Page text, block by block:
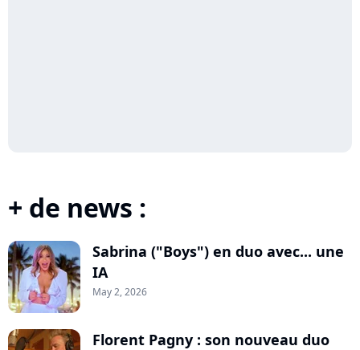
+ de news :
Sabrina ("Boys") en duo avec... une
IA
May 2, 2026
Florent Pagny : son nouveau duo